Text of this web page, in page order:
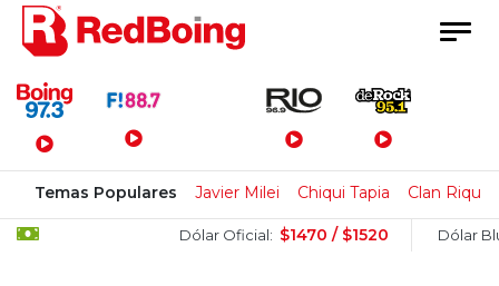
Menú Principal
Temas Populares Javier Milei Chiqui Tapia Clan
Dólar Oficial: $1470 / $1520 Dólar Blue: